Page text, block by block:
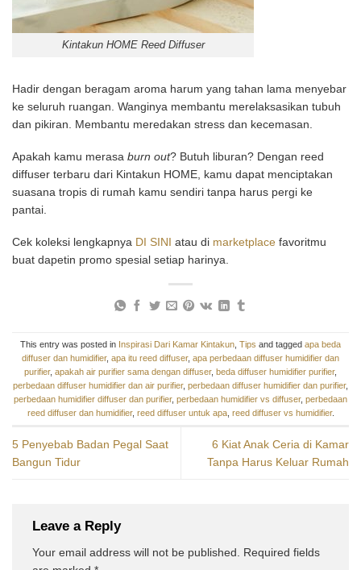
Kintakun HOME Reed Diffuser
Hadir dengan beragam aroma harum yang tahan lama menyebar
ke seluruh ruangan. Wanginya membantu merelaksasikan tubuh
dan pikiran. Membantu meredakan stress dan kecemasan.
Apakah kamu merasa burn out? Butuh liburan? Dengan reed
diffuser terbaru dari Kintakun HOME, kamu dapat menciptakan
suasana tropis di rumah kamu sendiri tanpa harus pergi ke
pantai.
Cek koleksi lengkapnya DI SINI atau di marketplace favoritmu
buat dapetin promo spesial setiap harinya.
This entry was posted in Inspirasi Dari Kamar Kintakun Tips and tagged apa beda
diffuser dan humidifier, apa itu reed diffuser, apa perbedaan diffuser humidifier dan
purifier, apakah air purifier sama dengan diffuser, beda diffuser humidifier purifier,
perbedaan diffuser humidifier dan air purifier, perbedaan diffuser humidifier dan purifier,
perbedaan humidifier diffuser dan purifier, perbedaan humidifier vs diffuser, perbedaan
reed diffuser dan humidifier, reed diffuser untuk apa, reed diffuser vs humidifier.
5 Penyebab Badan Pegal Saat
Bangun Tidur
6 Kiat Anak Ceria di Kamar
Tanpa Harus Keluar Rumah
Leave a Reply
Your email address will not be published.
Required fields